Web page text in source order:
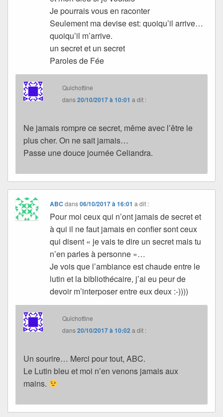
Je pourrais vous en raconter
Seulement ma devise est: quoiqu’il arrive…
quoiqu’il m’arrive.
un secret et un secret
Paroles de Fée
Quichottine
dans20/10/2017 à 10:01 a dit :
Ne jamais rompre ce secret, même avec l’être le
plus cher. On ne sait jamais…
Passe une douce journée Celiandra.
ABC dans06/10/2017 à 16:01 a dit :
Pour moi ceux qui n’ont jamais de secret et
à qui il ne faut jamais en confier sont ceux
qui disent « je vais te dire un secret mais tu
n’en parles à personne »…
Je vois que l’ambiance est chaude entre le
lutin et la bibliothécaire, j’ai eu peur de
devoir m’interposer entre eux deux :-))))
Quichottine
dans20/10/2017 à 10:02 a dit :
Un sourire… Merci pour tout, ABC.
Le Lutin bleu et moi n’en venons jamais aux
mains.